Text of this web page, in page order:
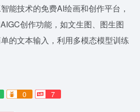
能技术的免费AI绘画和创作平台，
创作功能，如文生图、图生图
的文本输入，利用多模态模型训练
0 7